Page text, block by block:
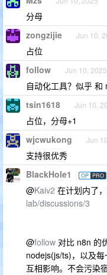
分母
zongzijie Jun 10,
占位
follow Jun 10, 2025
自动化工具？似乎 和
tsin1618 Jun 10,
占位，分母+1
wjcwukong Jun
支持很优秀
BlackHole1 OP PRO
@Kaiv2 在计划内了
lab/discussions/3
@follow 对比 n8n 的
nodejs(js/ts)，以及
互相影响。不会污染